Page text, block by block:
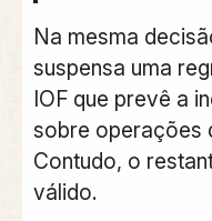
Na mesma
suspensa uma
IOF que prevê a
sobre operações
Contudo, o
válido.